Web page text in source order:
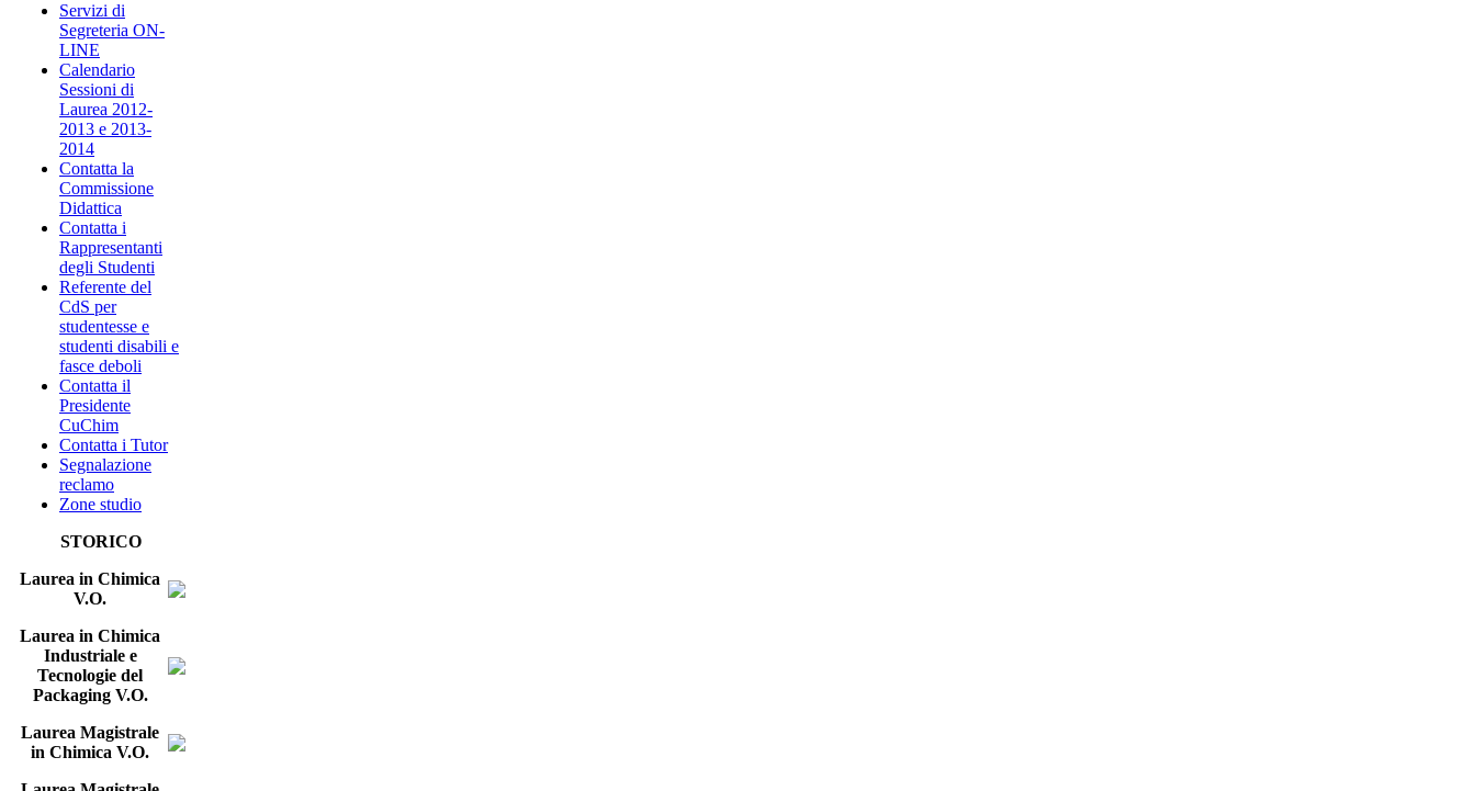
Servizi di
Segreteria ON-
LINE
Calendario
Sessioni di
Laurea 2012-
2013 e 2013-
2014
Contatta la
Commissione
Didattica
Contatta i
Rappresentanti
degli Studenti
Referente del
CdS per
studentesse e
studenti disabili e
fasce deboli
Contatta il
Presidente
CuChim
Contatta i Tutor
Segnalazione
reclamo
Zone studio
STORICO
Laurea in Chimica
V.O.
Laurea in Chimica
Industriale e
Tecnologie del
Packaging V.O.
Laurea Magistrale
in Chimica V.O.